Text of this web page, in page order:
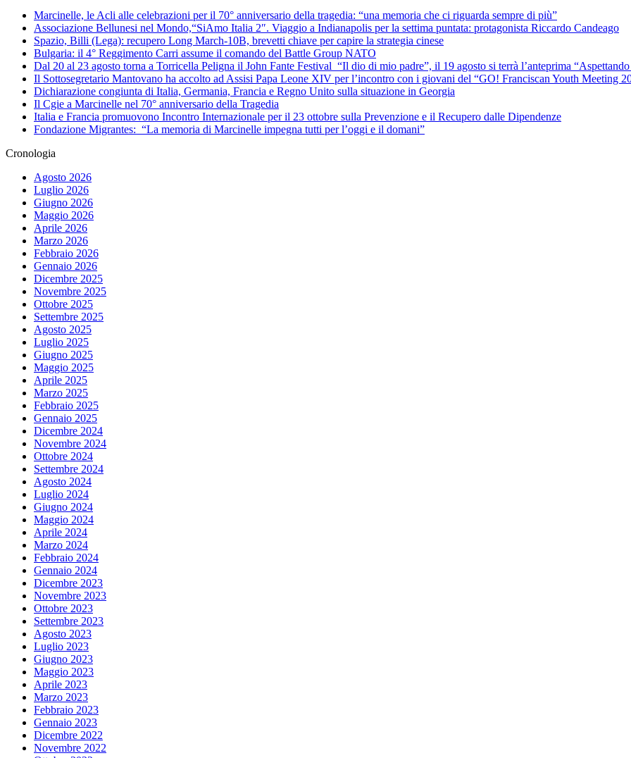
Marcinelle, le Acli alle celebrazioni per il 70° anniversario della tragedia: “una memoria che ci riguarda sempre di più”
Associazione Bellunesi nel Mondo,“SiAmo Italia 2″. Viaggio a Indianapolis per la settima puntata: protagonista Riccardo Candeago
Spazio, Billi (Lega): recupero Long March-10B, brevetti chiave per capire la strategia cinese
Bulgaria: il 4° Reggimento Carri assume il comando del Battle Group NATO
Dal 20 al 23 agosto torna a Torricella Peligna il John Fante Festival “Il dio di mio padre”, il 19 agosto si terrà l’anteprima
Il Sottosegretario Mantovano ha accolto ad Assisi Papa Leone XIV per l’incontro con i giovani del “GO! Franciscan Youth Meeting
Dichiarazione congiunta di Italia, Germania, Francia e Regno Unito sulla situazione in Georgia
Il Cgie a Marcinelle nel 70° anniversario della Tragedia
Italia e Francia promuovono Incontro Internazionale per il 23 ottobre sulla Prevenzione e il Recupero dalle Dipendenze
Fondazione Migrantes: “La memoria di Marcinelle impegna tutti per l’oggi e il domani”
Cronologia
Agosto 2026
Luglio 2026
Giugno 2026
Maggio 2026
Aprile 2026
Marzo 2026
Febbraio 2026
Gennaio 2026
Dicembre 2025
Novembre 2025
Ottobre 2025
Settembre 2025
Agosto 2025
Luglio 2025
Giugno 2025
Maggio 2025
Aprile 2025
Marzo 2025
Febbraio 2025
Gennaio 2025
Dicembre 2024
Novembre 2024
Ottobre 2024
Settembre 2024
Agosto 2024
Luglio 2024
Giugno 2024
Maggio 2024
Aprile 2024
Marzo 2024
Febbraio 2024
Gennaio 2024
Dicembre 2023
Novembre 2023
Ottobre 2023
Settembre 2023
Agosto 2023
Luglio 2023
Giugno 2023
Maggio 2023
Aprile 2023
Marzo 2023
Febbraio 2023
Gennaio 2023
Dicembre 2022
Novembre 2022